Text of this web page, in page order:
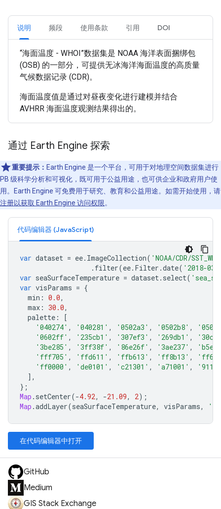
说明 频段 使用条款 引用 DOI
“海面温度 - WHOI”数据集是 NOAA 海洋表面捆绑包
(OSB) 的一部分，可提供无冰海洋海面温度的高质量
气候数据记录 (CDR)。
海面温度值是通过对昼夜变化进行建模并结合
AVHRR 海面温度观测结果得出的。
通过 Earth Engine 探索
重要提示： Earth Engine 是一个平台，可用于对地理空间数据集进行
PB 级科学分析和可视化，既可用于公益用途，也可供企业和政府用户使
用。Earth Engine 可免费用于研究、教育和公益用途。如需开始使用，请
注册以获取 Earth Engine 访问权限。
代码编辑器 (JavaScript)
var dataset = ee. ImageCollection( 'NOAA/CDR/
. filter(ee. Filter .date( '2018-
var seaSurfaceTemperature = dataset. select(
var visParams = {
min : 0.0,
max : 30.0,
palette :
[
'040274' , '040281' , '0502a3' , '0502b8' ,
'0602ff' , '235cb1' , '307ef3' , '269db1' ,
'3be285' , '3ff38f' , '86e26f' , '3ae237' ,
'fff705' , 'ffd611' , 'ffb613' , 'ff8b13' ,
'ff0000' , 'de0101' , 'c21301' , 'a71001' ,
],
};
Map . setCenter(-4.92, -21.09, 2);
Map .addLayer(seaSurfaceTemperature, visParams,
在代码编辑器中打开
GitHub
Medium
GIS Stack Exchange